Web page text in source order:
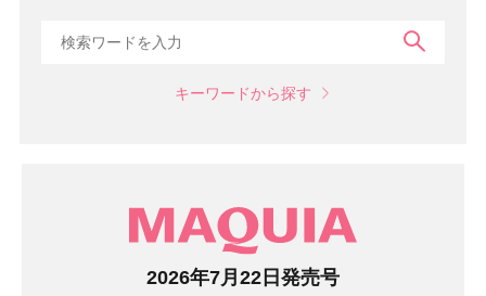
キーワードから探す
2026年7月22日発売号